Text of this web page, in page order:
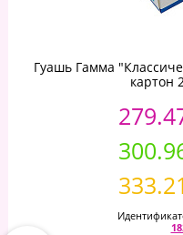
Гуашь Гамма
картон